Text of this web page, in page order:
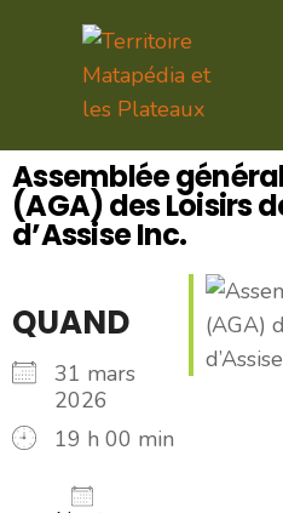
Assemblée
(AGA) des Loisirs
d’Assise Inc.
QUAND
31 mars
2026
19 h 00 min